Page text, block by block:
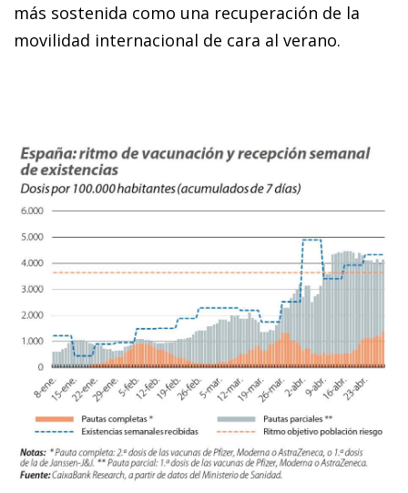
más sostenida como una recuperación de la
movilidad internacional de cara al verano.